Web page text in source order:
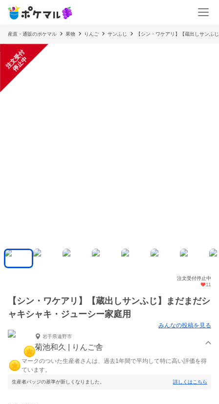
産直・通販のポケマル 果物 りんご サンふじ 【シン・ワケアリ】【蔵出しサンふ
注
文
受
付
停
止
中
注文受付停止中
11
【シン・ワケアリ】【蔵出しサンふじ】まだまだシ
ャキシャキ・ジューシー家庭用
みんなの投稿を見る
岩手県遠野市
菊池和久 | りんご舎
マークのついた生産者さんは、過去1年間で平均して特に高い評価を得
ています。
生産者バッジの基準が新しくなりました。 詳しくはこちら